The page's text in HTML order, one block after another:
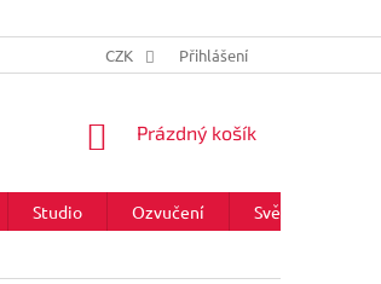
CZK Přihlášení
NÁKUPNÍ
Prázdný košík
Studio Ozvučení Světla